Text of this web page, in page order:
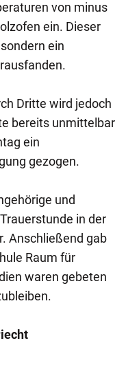
von minus
ein. Dieser
ein
Dritte wird jedoch
bereits unmittelbar
ein
gezogen.
und
in der
Anschließend gab
Raum für
waren gebeten